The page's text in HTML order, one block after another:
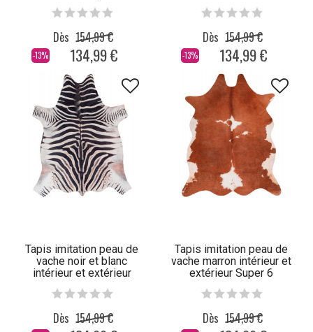
-13%
Dès 154,99 €
134,99 € -13%
Dès 154,99 €
134,99 €
Tapis imitation peau de
vache noir et blanc
intérieur et extérieur
Dès 154,99 €
Tapis imitation peau de
vache marron intérieur et
extérieur Super 6
Dès 154,99 €